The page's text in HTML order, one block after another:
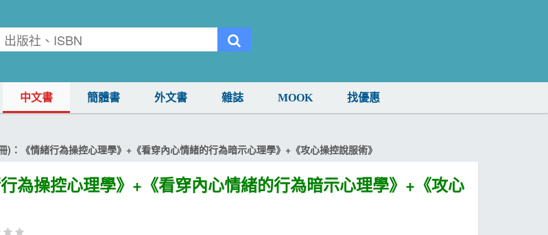
中文書 簡體書 外文書 雜誌 MOOK 找優惠
)：《情緒行為操控心理學》+《看穿內心情緒的行為暗示心理學》+《攻心操控說服術》
為操控心理學》+《看穿內心情緒的行為暗示心理學》+《攻心